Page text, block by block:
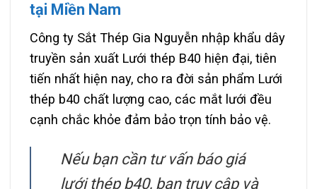
tại Miền Nam
Công ty Sắt Thép Gia Nguyễn nhập khẩu dây
truyền sản xuất Lưới thép B40 hiện đại, tiên
tiến nhất hiện nay, cho ra đời sản phẩm Lưới
thép b40 chất lượng cao, các mắt lưới đều
cạnh chắc khỏe đảm bảo trọn tính bảo vệ.
Nếu bạn cần tư vấn báo giá
lưới thép b40, bạn truy cập và